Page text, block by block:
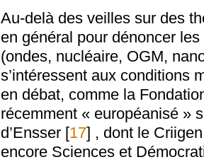
Au-delà des veilles sur des
en général pour dénoncer
(ondes, nucléaire, OGM,
s’intéressent aux conditions
en débat, comme la
récemment « européanisé »
d’Ensser [17] , dont le
encore Sciences et